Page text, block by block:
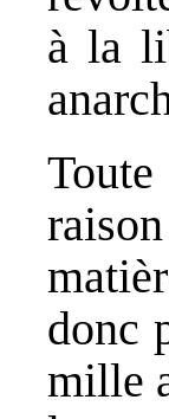
à la
donc
mille